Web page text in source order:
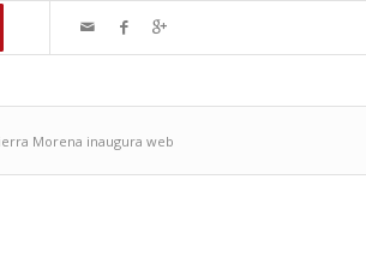
Morena inaugura web